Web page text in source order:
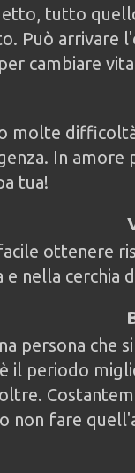
tutto
Può arrivare
cambiare
molte
In
tua!
ottenere
e nella cerchia
persona che
il periodo
non fare